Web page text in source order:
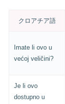
クロアチア語
Imate li ovo u
većoj veličini?
Je li ovo
dostupno u